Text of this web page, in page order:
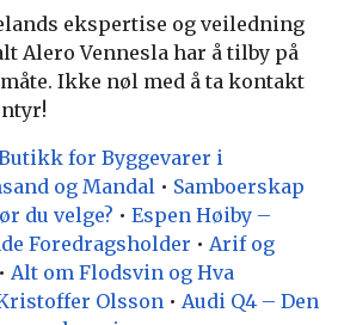
ekspertise og veiledning
Alero Vennesla har å tilby på
Ikke nøl med å ta kontakt
for Byggevarer i
og Mandal • Samboerskap
du velge? • Espen Høiby –
Foredragsholder • Arif og
• Alt om Flodsvin og Hva
Olsson • Audi Q4 – Den